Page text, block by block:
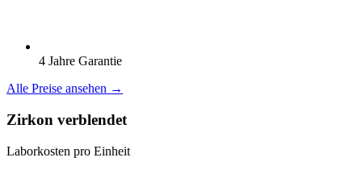
4 Jahre Garantie
Alle Preise ansehen →
Zirkon verblendet
Laborkosten pro Einheit